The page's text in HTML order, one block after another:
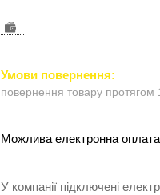
повернення товару протягом
У компанії підключені